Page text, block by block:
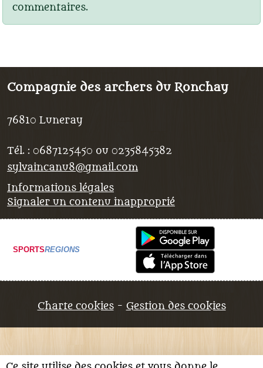
commentaires.
Compagnie des archers du Ronchay
76810 Luneray
Tél. : 0687125450 ou 0235845382
sylvaincanu8@gmail.com
Informations légales
Signaler un contenu inapproprié
SPORTSREGIONS
Charte cookies Gestion des cookies